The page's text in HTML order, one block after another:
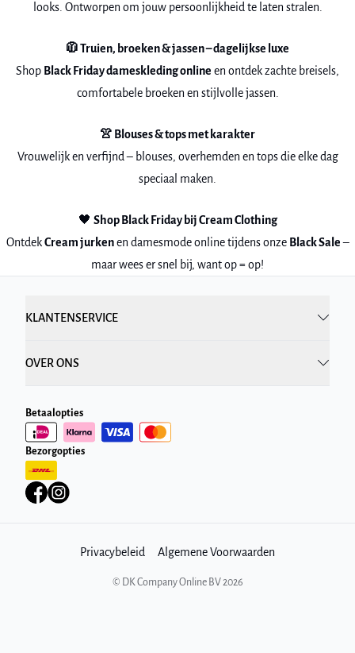
looks. Ontworpen om jouw persoonlijkheid te laten stralen.
🧥 Truien, broeken & jassen – dagelijkse luxe
Shop Black Friday dameskleding online en ontdek zachte breisels,
comfortabele broeken en stijlvolle jassen.
👚 Blouses & tops met karakter
Vrouwelijk en verfijnd – blouses, overhemden en tops die elke dag
speciaal maken.
🖤 Shop Black Friday bij Cream Clothing
OntdekCream jurkenen damesmode online tijdens onze Black Sale–
maar wees er snel bij, want op = op!
KLANTENSERVICE
OVER ONS
Betaalopties
Bezorgopties
Privacybeleid Algemene Voorwaarden
© DK Company Online BV2026